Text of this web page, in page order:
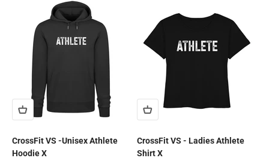
CrossFit VS -Unisex Athlete
Hoodie X
CrossFit VS - Ladies Athlete
Shirt X